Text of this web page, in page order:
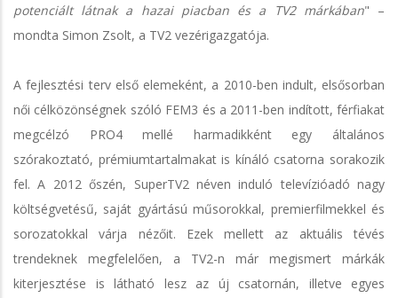
potenciált látnak a hazai piacban és a TV2 márkában" –
mondta Simon Zsolt, a TV2 vezérigazgatója.
A fejlesztési terv első elemeként, a 2010-ben indult, elsősorban
női célközönségnek szóló FEM3 és a 2011-ben indított, férfiakat
megcélzó PRO4 mellé harmadikként egy általános
szórakoztató, prémiumtartalmakat is kínáló csatorna sorakozik
fel. A 2012 őszén, SuperTV2 néven induló televízióadó nagy
költségvetésű, saját gyártású műsorokkal, premierfilmekkel és
sorozatokkal várja nézőit. Ezek mellett az aktuális tévés
trendeknek megfelelően, a TV2-n már megismert márkák
kiterjesztése is látható lesz az új csatornán, illetve egyes